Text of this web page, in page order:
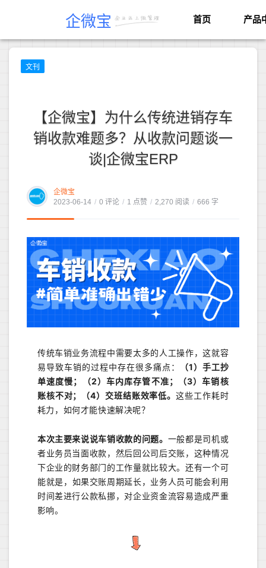
企微宝 首页 产品
文刊
【企微宝】为什么传统进销存车
销收款难题多？从收款问题谈一
谈|企微宝ERP
企微宝
2023-06-14 / 0 评论 / 1 点赞 / 2,270 阅读 / 666 字
传统车销业务流程中需要太多的人工操作，这就容
易导致车销的过程中存在很多痛点：
（1）手工抄
单速度慢；（2）车内库存管不准；（3）车销核
账核不对；（4）交班结账效率低。这些工作耗时
耗力，如何才能快速解决呢？
本次主要来说说车销收款的问题。 一般都是司机或
者业务员当面收款，然后回公司后交账，这种情况
下企业的财务部门的工作量就比较大。还有一个可
能就是，如果交账周期延长，业务人员可能会利用
时间差进行公款私挪，对企业资金流容易造成严重
影响。